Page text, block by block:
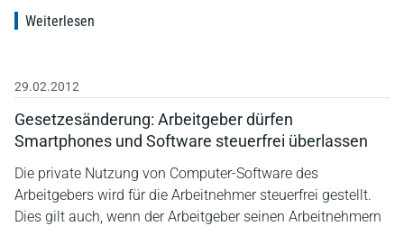
Weiterlesen
29.02.2012
Gesetzesänderung: Arbeitgeber dürfen
Smartphones und Software steuerfrei überlassen
Die private Nutzung von Computer-Software des
Arbeitgebers wird für die Arbeitnehmer steuerfrei gestellt.
Dies gilt auch, wenn der Arbeitgeber seinen Arbeitnehmern